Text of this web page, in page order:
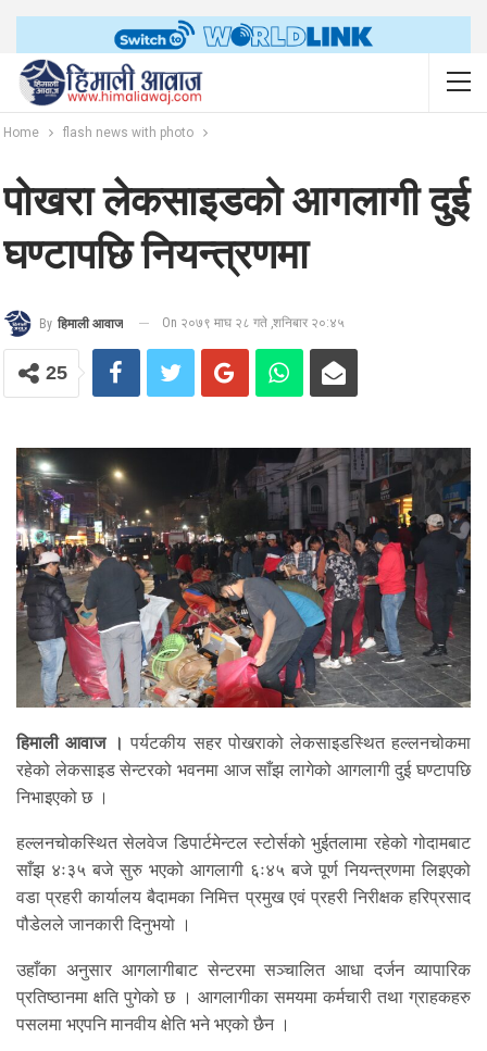
Home flash news with photo
पोखरा लेकसाइडको आगलागी दुई
घण्टापछि नियन्त्रणमा
By हिमाली आवाज On २०७९ माघ २८ गते ,शनिबार २०:४५
25
हिमाली आवाज । पर्यटकीय सहर पोखराको लेकसाइडस्थित हल्लनचोकमा
रहेको लेकसाइड सेन्टरको भवनमा आज साँझ लागेको आगलागी दुई घण्टापछि
निभाइएको छ ।
हल्लनचोकस्थित सेलवेज डिपार्टमेन्टल स्टोर्सको भुईतलामा रहेको गोदामबाट
साँझ ४ः३५ बजे सुरु भएको आगलागी ६ः४५ बजे पूर्ण नियन्त्रणमा लिइएको
वडा प्रहरी कार्यालय बैदामका निमित्त प्रमुख एवं प्रहरी निरीक्षक हरिप्रसाद
पौडेलले जानकारी दिनुभयो ।
उहाँका अनुसार आगलागीबाट सेन्टरमा सञ्चालित आधा दर्जन व्यापारिक
प्रतिष्ठानमा क्षति पुगेको छ । आगलागीका समयमा कर्मचारी तथा ग्राहकहरु
पसलमा भएपनि मानवीय क्षेति भने भएको छैन ।